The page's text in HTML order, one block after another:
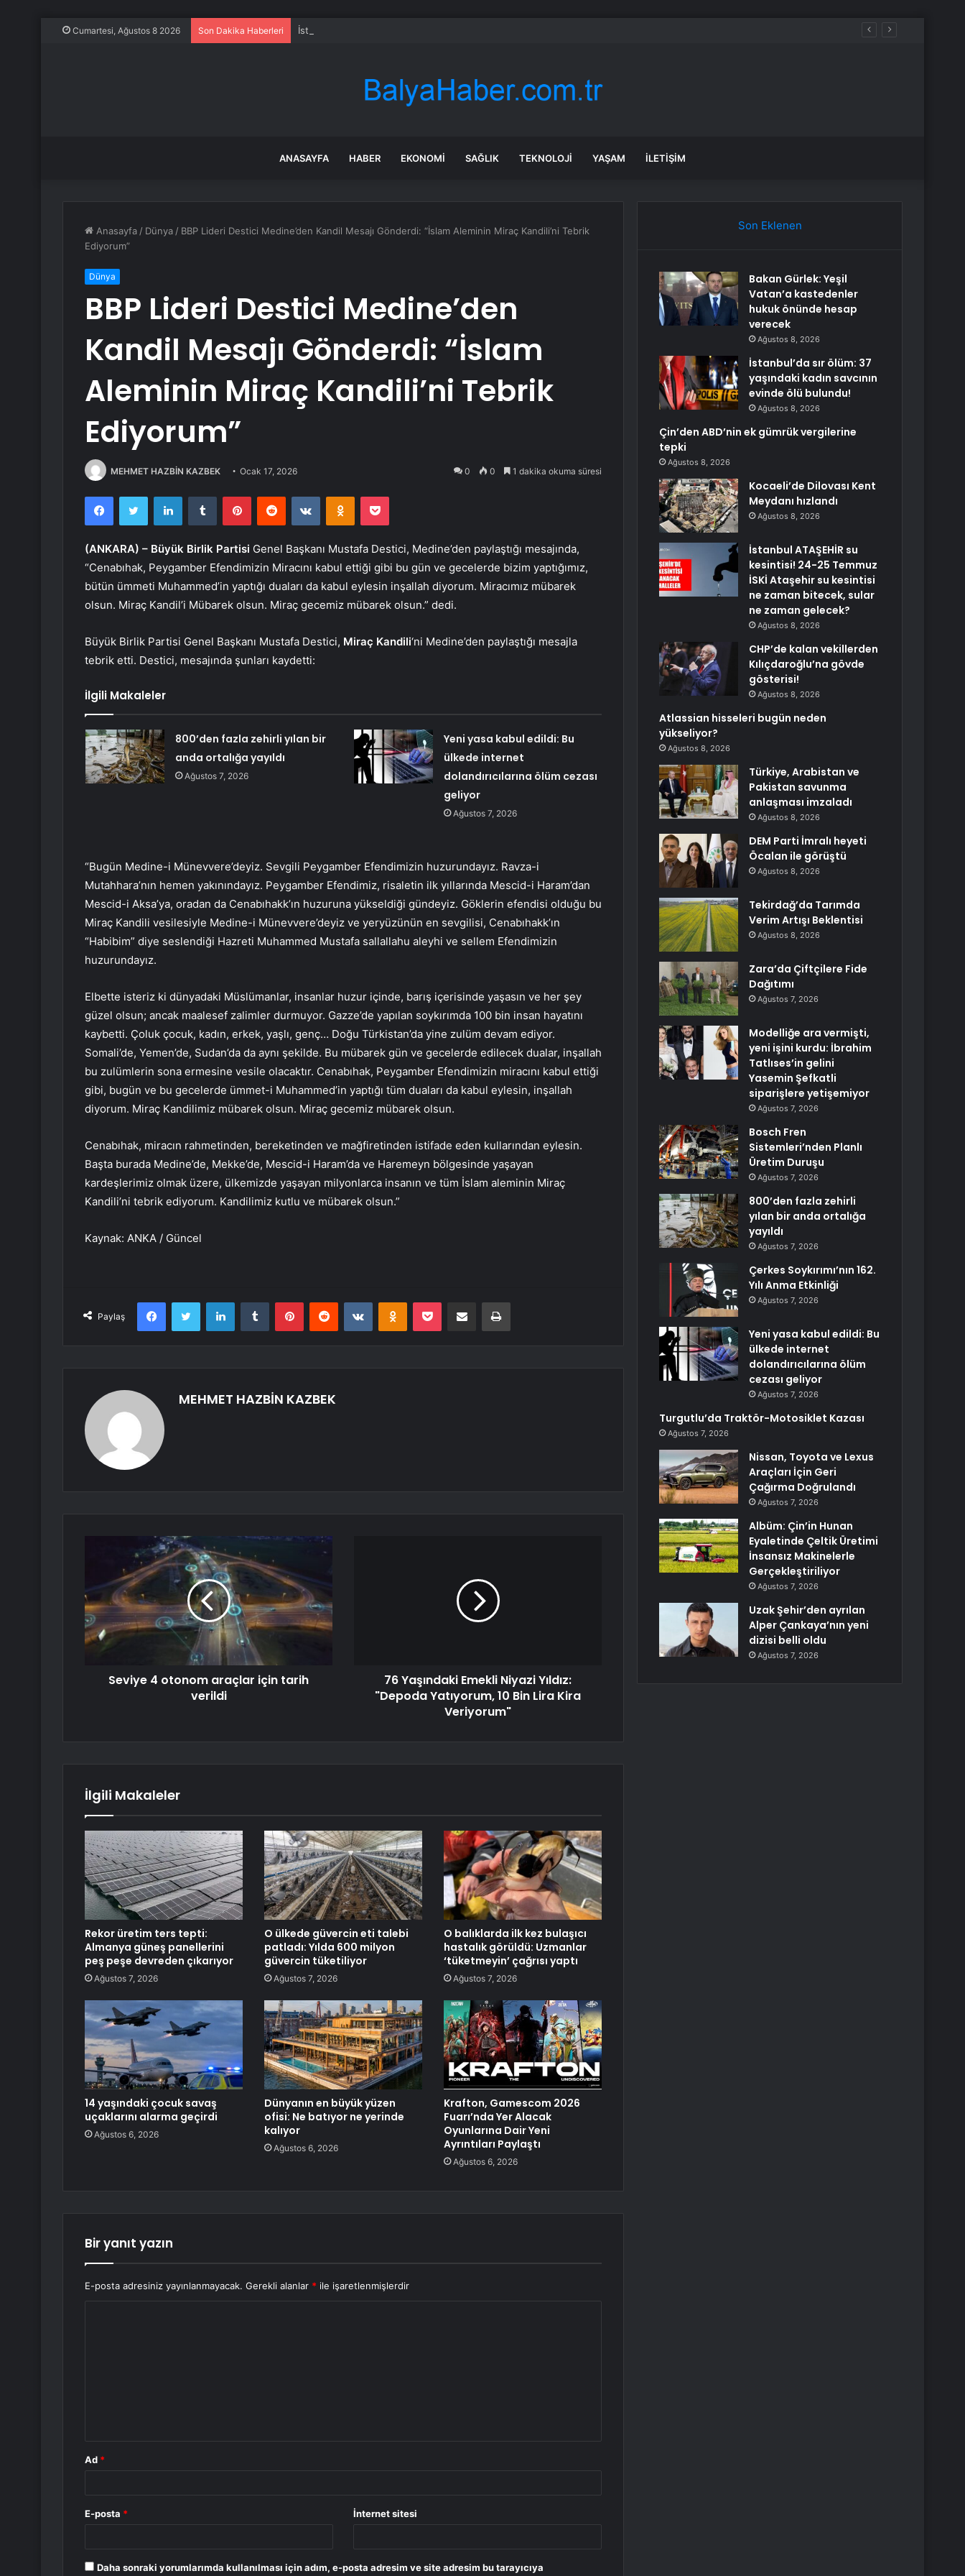
Cumartesi, Ağustos 8 2026 Son Dakika Haberleri İstanbul’da sır ölüm: 37 yaşındaki kadın savcının evinde ölü bulundu!
ANASAYFA HABER EKONOMI SAĞLIK TEKNOLOJI YAŞAM İLETIŞIM
Anasayfa / Dünya / BBP Lideri Destici Medine’den Kandil Mesajı Gönderdi: “İslam Aleminin Miraç Kandili’ni Tebrik
Ediyorum”
Dünya
BBP Lideri Destici Medine’den
Kandil Mesajı Gönderdi: “İslam
Aleminin Miraç Kandili’ni Tebrik
Ediyorum”
MEHMET HAZBİN KAZBEK Ocak 17, 2026 0 0 1 dakika okuma süresi
FacebookTwitter LinkedInTumblr PinterestReddit VKontakteOdnoklassniki
Pocket
(ANKARA) – Büyük Birlik Partisi Genel Başkanı Mustafa Destici, Medine’den paylaştığı mesajında,
“Cenabıhak, Peygamber Efendimizin Miracını kabul ettiği gibi bu gün ve gecelerde bizim yaptığımız,
bütün ümmeti Muhammed’in yaptığı duaları da kabul eylesin inşallah diyorum. Miracımız mübarek
olsun. Miraç Kandil’i Mübarek olsun. Miraç gecemiz mübarek olsun.” dedi.
Büyük Birlik Partisi Genel Başkanı Mustafa Destici, Miraç Kandili‘ni Medine’den paylaştığı mesajla
tebrik etti. Destici, mesajında şunları kaydetti:
İlgili Makaleler
800’den fazla zehirli yılan bir
anda ortalığa yayıldı
Ağustos 7, 2026
Yeni yasa kabul edildi: Bu
ülkede internet
dolandırıcılarına ölüm cezası
geliyor
Ağustos 7, 2026
“Bugün Medine-i Münevvere’deyiz. Sevgili Peygamber Efendimizin huzurundayız. Ravza-i
Mutahhara’nın hemen yakınındayız. Peygamber Efendimiz, risaletin ilk yıllarında Mescid-i Haram’dan
Mescid-i Aksa’ya, oradan da Cenabıhakk’ın huzuruna yükseldiği gündeyiz. Göklerin efendisi olduğu bu
Miraç Kandili vesilesiyle Medine-i Münevvere’deyiz ve yeryüzünün en sevgilisi, Cenabıhakk’ın
“Habibim” diye seslendiği Hazreti Muhammed Mustafa sallallahu aleyhi ve sellem Efendimizin
huzurundayız.
Elbette isteriz ki dünyadaki Müslümanlar, insanlar huzur içinde, barış içerisinde yaşasın ve her şey
güzel olsun; ancak maalesef zalimler durmuyor. Gazze’de yapılan soykırımda 100 bin insan hayatını
kaybetti. Çoluk çocuk, kadın, erkek, yaşlı, genç… Doğu Türkistan’da yine zulüm devam ediyor.
Somali’de, Yemen’de, Sudan’da da aynı şekilde. Bu mübarek gün ve gecelerde edilecek dualar, inşallah
bu zulümlerin sona ermesine vesile olacaktır. Cenabıhak, Peygamber Efendimizin miracını kabul ettiği
gibi, bugün ve bu gecelerde ümmet-i Muhammed’in yaptığı tüm duaları da kabul eylesin, inşallah
diyorum. Miraç Kandilimiz mübarek olsun. Miraç gecemiz mübarek olsun.
Cenabıhak, miracın rahmetinden, bereketinden ve mağfiretinden istifade eden kullarından eylesin.
Başta burada Medine’de, Mekke’de, Mescid-i Haram’da ve Haremeyn bölgesinde yaşayan
kardeşlerimiz olmak üzere, ülkemizde yaşayan milyonlarca insanın ve tüm İslam aleminin Miraç
Kandili’ni tebrik ediyorum. Kandilimiz kutlu ve mübarek olsun.”
Kaynak: ANKA / Güncel
Paylaş
FacebookTwitter LinkedInTumblr PinterestReddit VKontakteOdnoklassniki
Pocket E-Posta ile paylaş Yazdır
MEHMET HAZBİN KAZBEK
Seviye 4 otonom araçlar için tarih
verildi
76 Yaşındaki Emekli Niyazi Yıldız:
"Depoda Yatıyorum, 10 Bin Lira Kira
Veriyorum"
İlgili Makaleler
Rekor üretim ters tepti:
Almanya güneş panellerini
peş peşe devreden çıkarıyor
Ağustos 7, 2026
O ülkede güvercin eti talebi
patladı: Yılda 600 milyon
güvercin tüketiliyor
Ağustos 7, 2026
O balıklarda ilk kez bulaşıcı
hastalık görüldü: Uzmanlar
‘tüketmeyin’ çağrısı yaptı
Ağustos 7, 2026
14 yaşındaki çocuk savaş
uçaklarını alarma geçirdi
Ağustos 6, 2026
Dünyanın en büyük yüzen
ofisi: Ne batıyor ne yerinde
kalıyor
Ağustos 6, 2026
Krafton, Gamescom 2026
Fuarı’nda Yer Alacak
Oyunlarına Dair Yeni
Ayrıntıları Paylaştı
Ağustos 6, 2026
Bir yanıt yazın
E-posta adresiniz yayınlanmayacak. Gerekli alanlar * ile işaretlenmişlerdir
Ad *
E-posta * İnternet sitesi
Daha sonraki yorumlarımda kullanılması için adım, e-posta adresim ve site adresim bu tarayıcıya
Son Eklenen
Bakan Gürlek: Yeşil
Vatan’a kastedenler
hukuk önünde hesap
verecek
Ağustos 8, 2026
İstanbul’da sır ölüm: 37
yaşındaki kadın savcının
evinde ölü bulundu!
Ağustos 8, 2026
Çin’den ABD’nin ek gümrük vergilerine
tepki
Ağustos 8, 2026
Kocaeli’de Dilovası Kent
Meydanı hızlandı
Ağustos 8, 2026
İstanbul ATAŞEHİR su
kesintisi! 24-25 Temmuz
İSKİ Ataşehir su kesintisi
ne zaman bitecek, sular
ne zaman gelecek?
Ağustos 8, 2026
CHP’de kalan vekillerden
Kılıçdaroğlu’na gövde
gösterisi!
Ağustos 8, 2026
Atlassian hisseleri bugün neden
yükseliyor?
Ağustos 8, 2026
Türkiye, Arabistan ve
Pakistan savunma
anlaşması imzaladı
Ağustos 8, 2026
DEM Parti İmralı heyeti
Öcalan ile görüştü
Ağustos 8, 2026
Tekirdağ’da Tarımda
Verim Artışı Beklentisi
Ağustos 8, 2026
Zara’da Çiftçilere Fide
Dağıtımı
Ağustos 7, 2026
Modelliğe ara vermişti,
yeni işini kurdu: İbrahim
Tatlıses’in gelini
Yasemin Şefkatli
siparişlere yetişemiyor
Ağustos 7, 2026
Bosch Fren
Sistemleri’nden Planlı
Üretim Duruşu
Ağustos 7, 2026
800’den fazla zehirli
yılan bir anda ortalığa
yayıldı
Ağustos 7, 2026
Çerkes Soykırımı’nın 162.
Yılı Anma Etkinliği
Ağustos 7, 2026
Yeni yasa kabul edildi: Bu
ülkede internet
dolandırıcılarına ölüm
cezası geliyor
Ağustos 7, 2026
Turgutlu’da Traktör-Motosiklet Kazası
Ağustos 7, 2026
Nissan, Toyota ve Lexus
Araçları İçin Geri
Çağırma Doğrulandı
Ağustos 7, 2026
Albüm: Çin’in Hunan
Eyaletinde Çeltik Üretimi
İnsansız Makinelerle
Gerçekleştiriliyor
Ağustos 7, 2026
Uzak Şehir’den ayrılan
Alper Çankaya’nın yeni
dizisi belli oldu
Ağustos 7, 2026